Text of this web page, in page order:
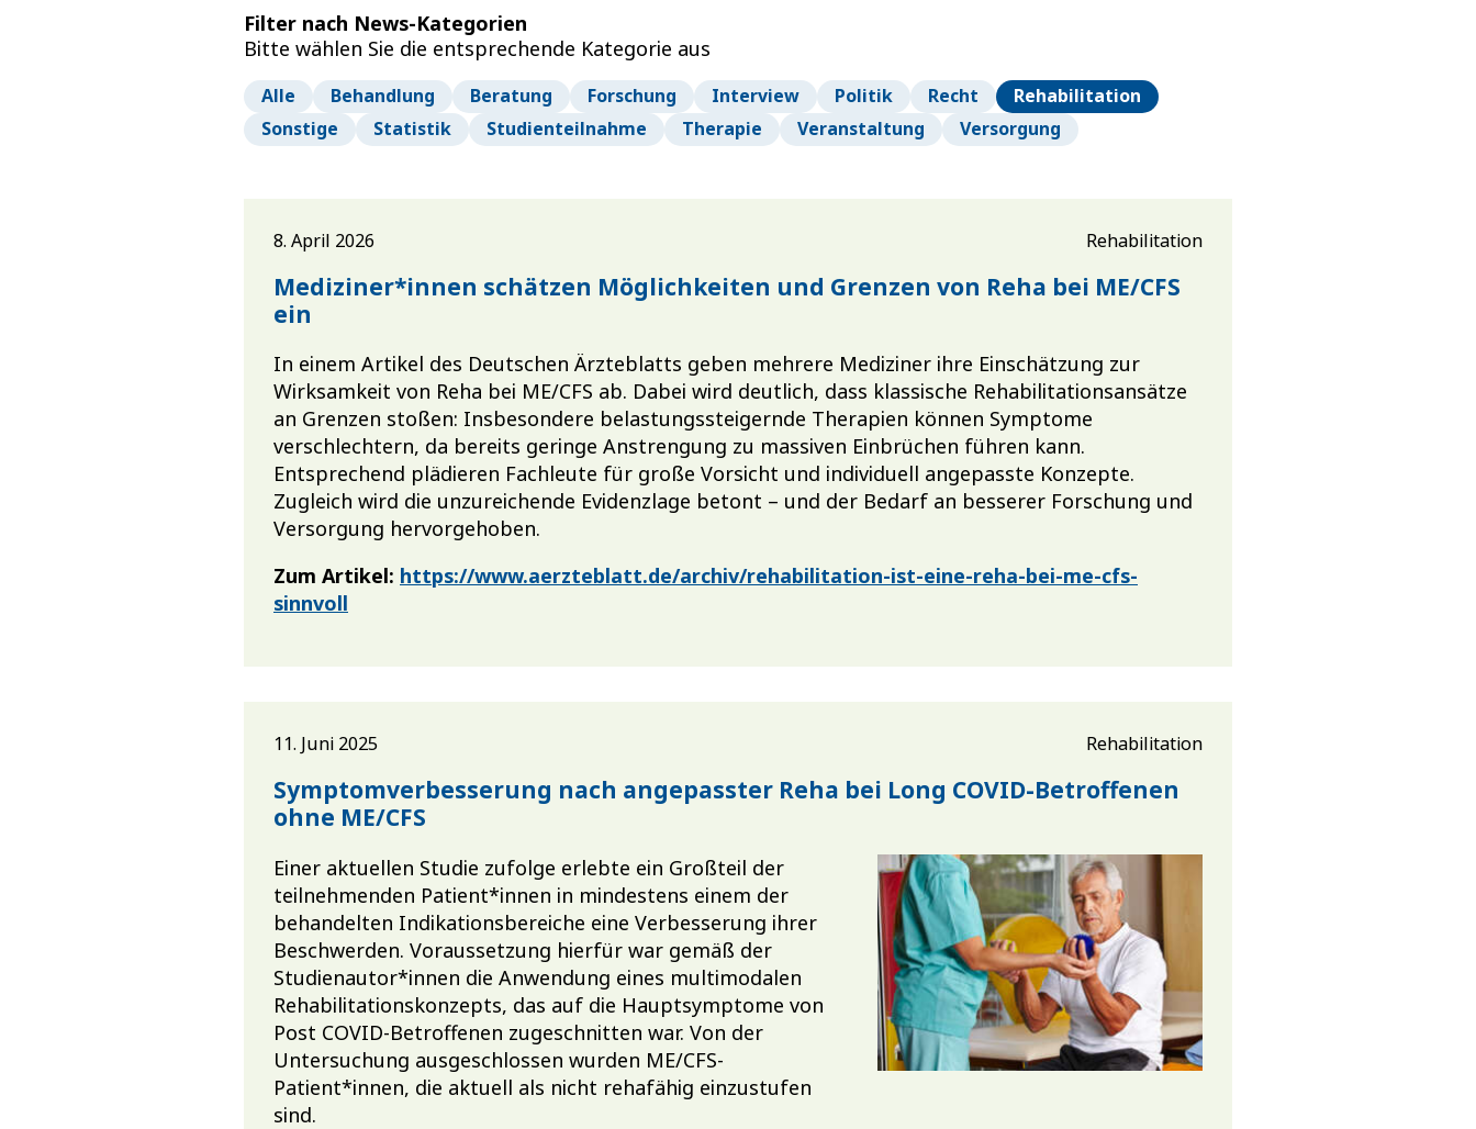
Filter nach News-Kategorien
Bitte wählen Sie die entsprechende Kategorie aus
Alle Behandlung Beratung Forschung Interview Politik Recht
Rehabilitation
Sonstige
Statistik Studienteilnahme Therapie Veranstaltung Versorgung
8. April 2026 Rehabilitation
Mediziner*innen schätzen Möglichkeiten und Grenzen von Reha bei ME/CFS
ein
In einem Artikel des Deutschen Ärzteblatts geben mehrere Mediziner ihre Einschätzung zur
Wirksamkeit von Reha bei ME/CFS ab. Dabei wird deutlich, dass klassische Rehabilitationsansätze
an Grenzen stoßen: Insbesondere belastungssteigernde Therapien können Symptome
verschlechtern, da bereits geringe Anstrengung zu massiven Einbrüchen führen kann.
Entsprechend plädieren Fachleute für große Vorsicht und individuell angepasste Konzepte.
Zugleich wird die unzureichende Evidenzlage betont – und der Bedarf an besserer Forschung und
Versorgung hervorgehoben.
Zum Artikel: https://www.aerzteblatt.de/archiv/rehabilitation-ist-eine-reha-bei-me-cfs-
sinnvoll
11. Juni 2025 Rehabilitation
Symptomverbesserung nach angepasster Reha bei Long COVID-Betroffenen
ohne ME/CFS
Einer aktuellen Studie zufolge erlebte ein Großteil der
teilnehmenden Patient*innen in mindestens einem der
behandelten Indikationsbereiche eine Verbesserung ihrer
Beschwerden. Voraussetzung hierfür war gemäß der
Studienautor*innen die Anwendung eines multimodalen
Rehabilitationskonzepts, das auf die Hauptsymptome von
Post COVID-Betroffenen zugeschnitten war. Von der
Untersuchung ausgeschlossen wurden ME/CFS-
Patient*innen, die aktuell als nicht rehafähig einzustufen
sind.